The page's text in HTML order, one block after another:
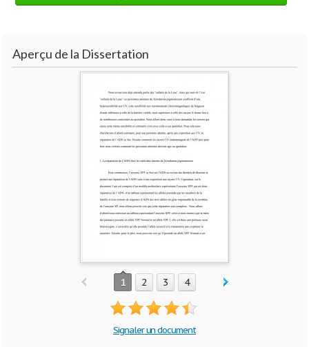
Aperçu de la Dissertation
1 2 3 4
Signaler un document